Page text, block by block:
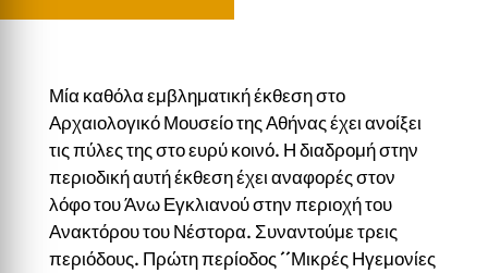
Μία καθόλα εμβληματική έκθεση στο
Αρχαιολογικό Μουσείο της Αθήνας έχει ανοίξει
τις πύλες της στο ευρύ κοινό. Η διαδρομή στην
περιοδική αυτή έκθεση έχει αναφορές στον
λόφο του Άνω Εγκλιανού στην περιοχή του
Ανακτόρου του Νέστορα. Συναντούμε τρεις
περιόδους. Πρώτη περίοδος ´´Μικρές Ηγεμονίες